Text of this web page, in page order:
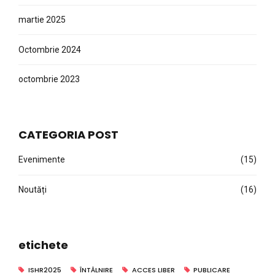
martie 2025
Octombrie 2024
octombrie 2023
CATEGORIA POST
Evenimente (15)
Noutăți (16)
etichete
ISHR2025 ÎNTÂLNIRE ACCES LIBER
PUBLICARE